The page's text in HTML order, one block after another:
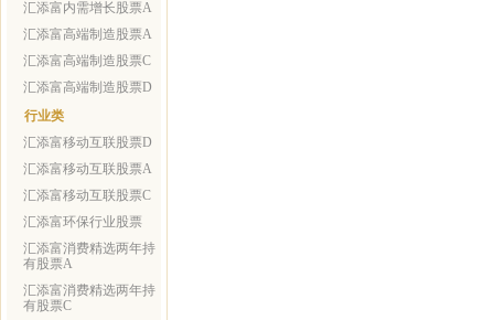
汇添富内需增长股票A
汇添富高端制造股票A
汇添富高端制造股票C
汇添富高端制造股票D
行业类
汇添富移动互联股票D
汇添富移动互联股票A
汇添富移动互联股票C
汇添富环保行业股票
汇添富消费精选两年持
有股票A
汇添富消费精选两年持
有股票C